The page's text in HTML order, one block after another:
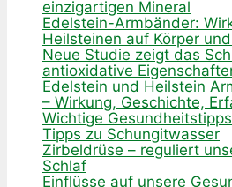
einzigartigen Mineral
Edelstein-Armbänder:
Heilsteinen auf Körper
Neue Studie zeigt das
antioxidative
Edelstein und Heilstein
– Wirkung, Geschichte,
Wichtige
Tipps zu Schungitwasser
Zirbeldrüse – reguliert
Schlaf
Einflüsse auf unsere